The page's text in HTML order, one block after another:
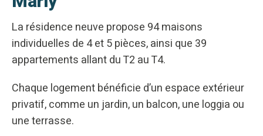
La résidence neuve propose 94 maisons
individuelles de 4 et 5 pièces, ainsi que 39
appartements allant du T2 au T4.
Chaque logement bénéficie d’un espace extérieur
privatif, comme un jardin, un balcon, une loggia ou
une terrasse.